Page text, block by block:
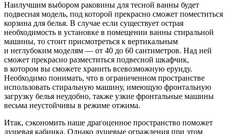
Наилучшим выбором раковины для тесной ванны будет
подвесная модель, под которой прекрасно сможет поместиться
корзина для белья. В случае если существует острая
необходимость в установке в помещении ванны стиральной
машины, то стоит присмотреться к вертикальным
и неглубоким моделям — от 40 до 60 сантиметров. Над ней
сможет прекрасно разместиться подвесной шкафчик,
в котором вы сможете хранить всевозможную ерунду.
Необходимо понимать, что в ограниченном пространстве
использовать стиральную машину, имеющую фронтальную
загрузку белья неудобно, также узкие фронтальные машины
весьма неустойчивы в режиме отжима.
Итак, сэкономить наше драгоценное пространство поможет
душевая кабинка. Однако душевые ограждения при этом